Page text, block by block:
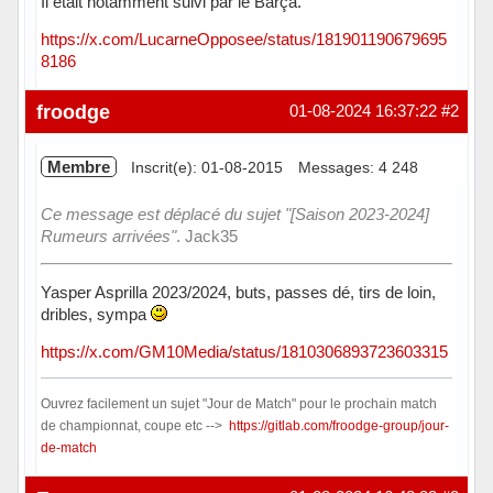
https://x.com/LucarneOpposee/status/181901190679695
8186
Hors ligne #2
01-08-2024 16:37:22
froodge
Membre Inscrit(e): 01-08-2015 Messages: 4 248
Ce message est déplacé du sujet "[Saison 2023-2024]
Rumeurs arrivées". Jack35
Yasper Asprilla 2023/2024, buts, passes dé, tirs de loin,
dribles, sympa
https://x.com/GM10Media/status/1810306893723603315
Ouvrez facilement un sujet "Jour de Match" pour le prochain match
de championnat, coupe etc --> https://gitlab.com/froodge-group/jour-
de-match